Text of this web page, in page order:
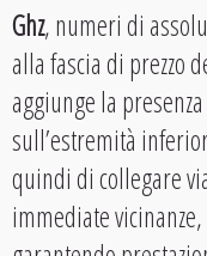
Ghz, numeri di
alla fascia di prezzo
aggiunge la
sull’estremità
quindi di collegare
immediate